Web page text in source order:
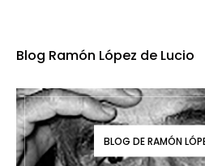
Blog Ramón López de Lucio
BLOG DE RAMÓN